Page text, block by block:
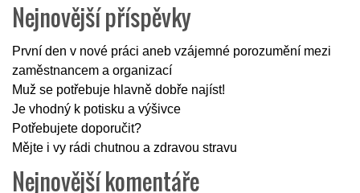
Nejnovější příspěvky
První den v nové práci aneb vzájemné porozumění mezi
zaměstnancem a organizací
Muž se potřebuje hlavně dobře najíst!
Je vhodný k potisku a výšivce
Potřebujete doporučit?
Mějte i vy rádi chutnou a zdravou stravu
Nejnovější komentáře